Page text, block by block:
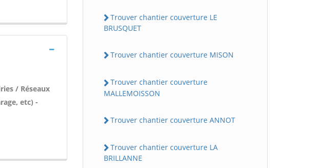
/ Réseaux
etc) -
Trouver chantier couverture LE
BRUSQUET
Trouver chantier couverture MISON
Trouver chantier couverture
MALLEMOISSON
Trouver chantier couverture ANNOT
Trouver chantier couverture LA
BRILLANNE